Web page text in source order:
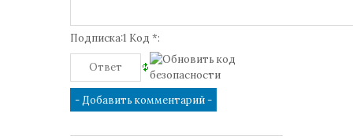
Подписка:1 Код *: